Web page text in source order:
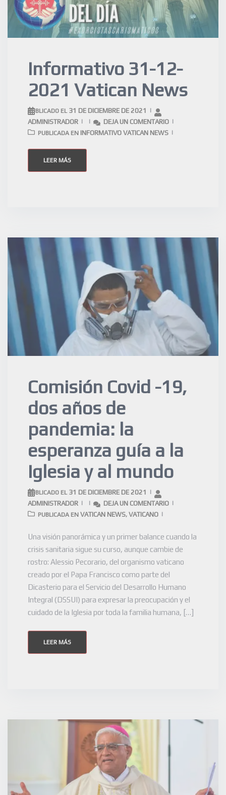
Informativo 31-12-
2021 Vatican News
PUBLICADO EL 31 DE DICIEMBRE DE 2021
ADMINISTRADOR
DEJA UN COMENTARIO
PUBLICADA EN INFORMATIVO VATICAN NEWS
LEER MÁS
Comisión Covid -19,
dos años de
pandemia: la
esperanza guía a la
Iglesia y al mundo
PUBLICADO EL 31 DE DICIEMBRE DE 2021
ADMINISTRADOR
DEJA UN COMENTARIO
PUBLICADA EN VATICAN NEWS, VATICANO
Una visión panorámica y un primer balance cuando la
crisis sanitaria sigue su curso, aunque cambie de
rostro: Alessio Pecorario, del organismo vaticano
creado por el Papa Francisco como parte del
Dicasterio para el Servicio del Desarrollo Humano
Integral (DSSUI) para expresar la preocupación y el
cuidado de la Iglesia por toda la familia humana, […]
LEER MÁS